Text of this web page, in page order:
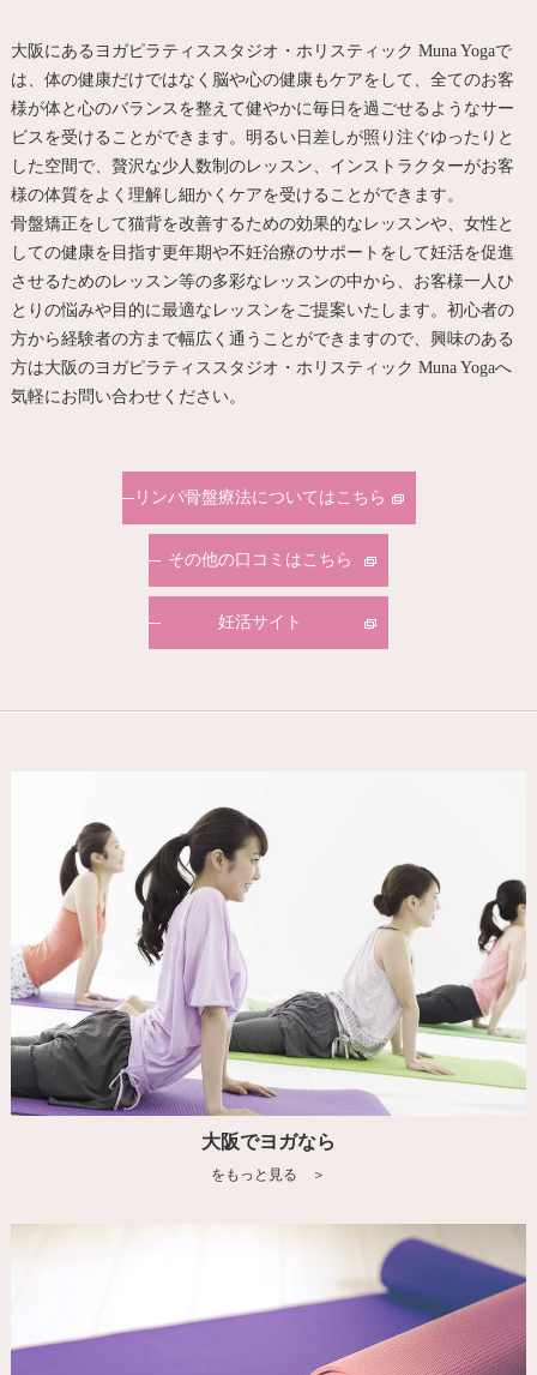
大阪にあるヨガピラティススタジオ・ホリスティック Muna Yogaで
は、体の健康だけではなく脳や心の健康もケアをして、全てのお客
様が体と心のバランスを整えて健やかに毎日を過ごせるようなサー
ビスを受けることができます。明るい日差しが照り注ぐゆったりと
した空間で、贅沢な少人数制のレッスン、インストラクターがお客
様の体質をよく理解し細かくケアを受けることができます。
骨盤矯正をして猫背を改善するための効果的なレッスンや、女性と
しての健康を目指す更年期や不妊治療のサポートをして妊活を促進
させるためのレッスン等の多彩なレッスンの中から、お客様一人ひ
とりの悩みや目的に最適なレッスンをご提案いたします。初心者の
方から経験者の方まで幅広く通うことができますので、興味のある
方は大阪のヨガピラティススタジオ・ホリスティック Muna Yogaへ
気軽にお問い合わせください。
リンパ骨盤療法についてはこちら
その他の口コミはこちら
妊活サイト
大阪でヨガなら
をもっと見る ＞